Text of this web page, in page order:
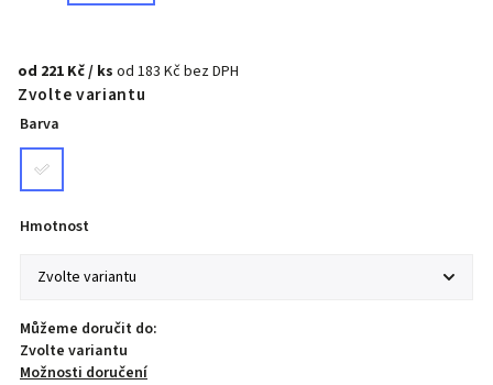
od 221 Kč/ ks od 183 Kčbez DPH
Zvolte variantu
Barva
Hmotnost
Můžeme doručit do:
Zvolte variantu
Možnosti doručení